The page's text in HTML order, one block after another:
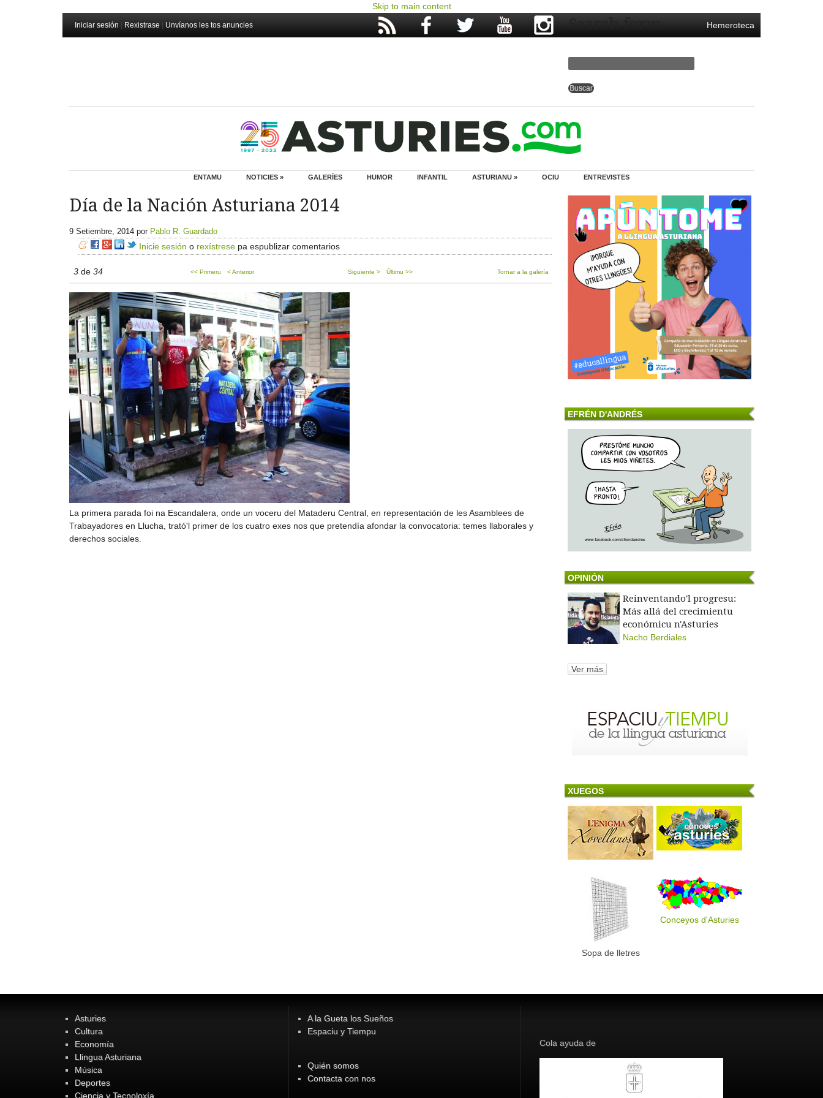
Skip to main content
Iniciar sesión Rexistrase Unvíanos les tos anuncies Hemeroteca
Search form
ENTAMU NOTICIES » GALERÍES HUMOR INFANTIL ASTURIANU » OCIU ENTREVISTES
Día de la Nación Asturiana 2014
9 Setiembre, 2014 por Pablo R. Guardado
Inicie sesión o rexístrese pa espublizar comentarios
3 de34 << Primeru < Anterior Siguiente > Últimu >> Tornar a la galería
La primera parada foi na Escandalera, onde un voceru del Mataderu Central, en representación de les Asamblees de
Trabayadores en Llucha, trató'l primer de los cuatro exes nos que pretendía afondar la convocatoria: temes llaborales y
derechos sociales.
EFRÉN D'ANDRÉS
OPINIÓN
Reinventando'l progresu:
Más allá del crecimientu
económicu n'Asturies
Nacho Berdiales
Ver más
XUEGOS
Sopa de lletres
Conceyos d'Asturies
Asturies
Cultura
Economía
Llingua Asturiana
Música
Deportes
Ciencia y Tecnoloxía
A la Gueta los Sueños
Espaciu y Tiempu
Quién somos
Contacta con nos
Cola ayuda de